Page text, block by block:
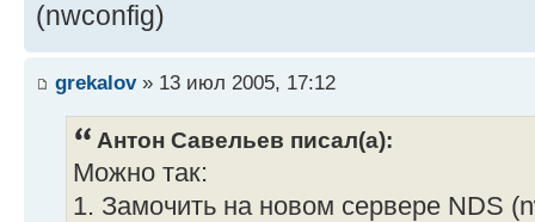
(nwconfig)
grekalov» 13 июл 2005, 17:12
Антон Савельев писал(а):
Можно так:
1. Замочить на новом сервере NDS